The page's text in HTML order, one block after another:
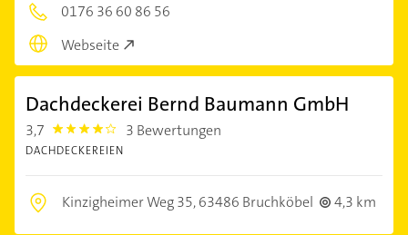
0176 36 60 86 56
Webseite
Dachdeckerei Bernd Baumann GmbH
3,7 3.7 3 Bewertungen
DACHDECKEREIEN
Kinzigheimer Weg 35,63486 Bruchköbel 4,3 km